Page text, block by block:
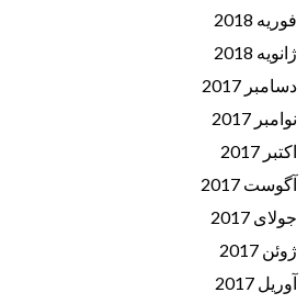
فوریه 2018
ژانویه 2018
دسامبر 2017
نوامبر 2017
اکتبر 2017
آگوست 2017
جولای 2017
ژوئن 2017
آوریل 2017